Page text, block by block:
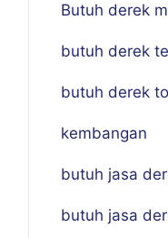
Butuh derek
butuh derek
butuh derek
kembangan
butuh jasa
butuh jasa